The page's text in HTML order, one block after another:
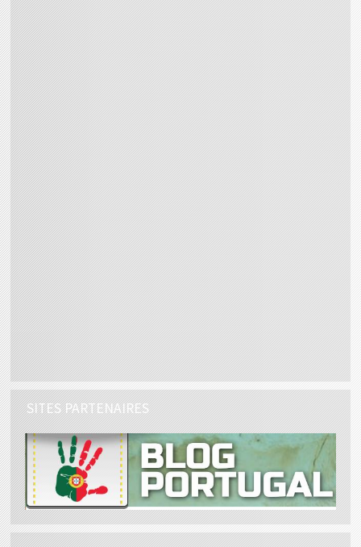
SITES PARTENAIRES